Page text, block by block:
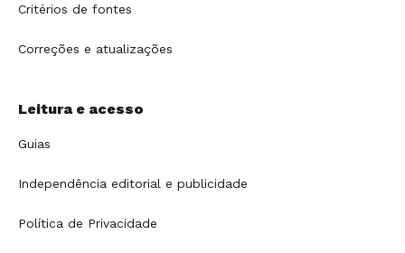
Critérios de fontes
Correções e atualizações
Leitura e acesso
Guias
Independência editorial e publicidade
Política de Privacidade